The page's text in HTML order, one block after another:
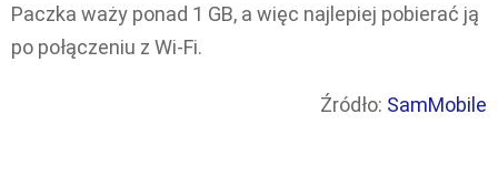
Paczka waży ponad 1 GB, a więc najlepiej pobierać ją
po połączeniu z Wi-Fi.
Źródło: SamMobile